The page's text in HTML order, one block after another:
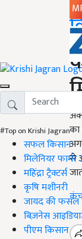
#Top on Krishi Jagran
सफल किसान
मिलेनियर
महिंद्रा ट्रैक्टर्स
कृषि मशीनरी
जायद की फसल
बिज़नेस
पीएम किसान
का
से